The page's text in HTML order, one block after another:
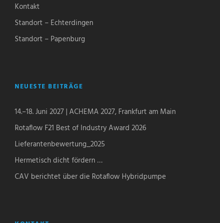
Kontakt
Standort – Echterdingen
Standort – Papenburg
NEUESTE BEITRÄGE
14.–18. Juni 2027 | ACHEMA 2027, Frankfurt am Main
Rotaflow F21 Best of Industry Award 2026
Lieferantenbewertung_2025
Hermetisch dicht fördern …
CAV berichtet über die Rotaflow Hybridpumpe